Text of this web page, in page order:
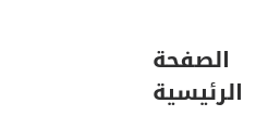
الصفحة
الرئيسية